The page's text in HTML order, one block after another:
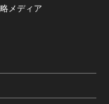
メディア